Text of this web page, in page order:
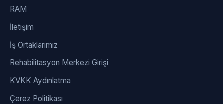
RAM
İletişim
İş Ortaklarımız
Rehabilitasyon Merkezi Girişi
KVKK Aydınlatma
Çerez Politikası